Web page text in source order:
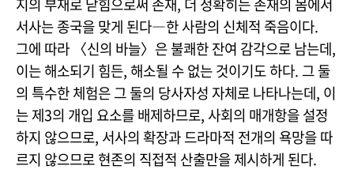
지의 부재로 닫힘으로써 존재, 더 정확히는 존재의 몸에서
서사는 종국을 맞게 된다―한 사람의 신체적 죽음이다.
그에 따라 〈신의 바늘〉은 불쾌한 잔여 감각으로 남는데,
이는 해소되기 힘든, 해소될 수 없는 것이기도 하다. 그 둘
의 특수한 체험은 그 둘의 당사자성 자체로 나타나는데, 이
는 제3의 개입 요소를 배제하므로, 사회의 매개항을 설정
하지 않으므로, 서사의 확장과 드라마적 전개의 욕망을 따
르지 않으므로 현존의 직접적 산출만을 제시하게 된다.